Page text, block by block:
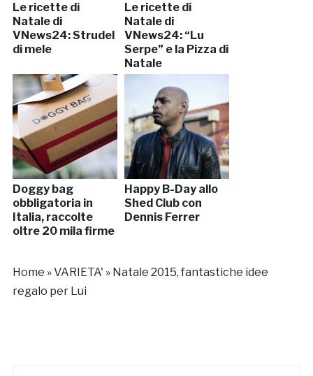
Le ricette di
Natale di
VNews24: Strudel
di mele
Le ricette di
Natale di
VNews24: “Lu
Serpe” e la Pizza di
Natale
Doggy bag
obbligatoria in
Italia, raccolte
oltre 20 mila firme
Happy B-Day allo
Shed Club con
Dennis Ferrer
Home »VARIETA' » Natale 2015, fantastiche idee
regalo per Lui